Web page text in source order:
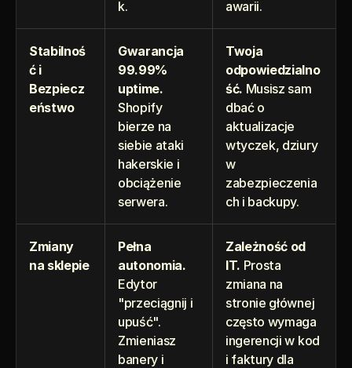
k.
awarii.
Stabilnoś
ć i
Bezpiecz
eństwo
Gwarancja
99.99%
uptime.
Shopify
bierze na
siebie ataki
hakerskie i
obciążenie
serwera.
Twoja
odpowiedzialno
ść. Musisz sam
dbać o
aktualizacje
wtyczek, dziury
w
zabezpieczenia
ch i backupy.
Zmiany
na sklepie
Pełna
autonomia.
Edytor
"przeciągnij i
upuść".
Zmieniasz
banery i
Zależność od
IT. Prosta
zmiana na
stronie głównej
często wymaga
ingerencji w kod
i faktury dla